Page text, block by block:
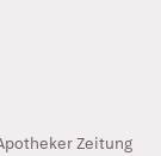
Zeitung